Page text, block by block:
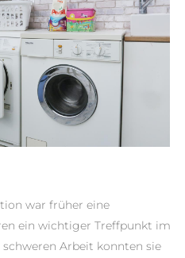
war früher eine
ein wichtiger Treffpunkt im
schweren Arbeit konnten sie